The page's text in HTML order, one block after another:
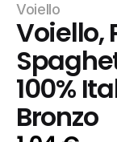
Voiello
Voiello,
100%
Bronzo